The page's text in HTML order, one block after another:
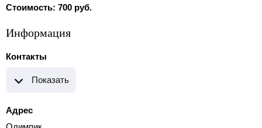
Стоимость: 700 руб.
Информация
Контакты
Показать
Адрес